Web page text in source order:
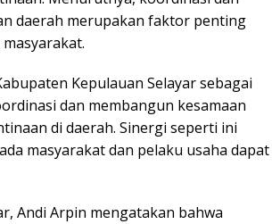
daerah merupakan faktor penting
Kepulauan Selayar sebagai
dan membangun kesamaan
di daerah. Sinergi seperti ini
masyarakat dan pelaku usaha dapat
Andi Arpin mengatakan bahwa